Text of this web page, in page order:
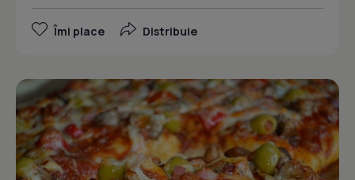
Îmi place Distribuie